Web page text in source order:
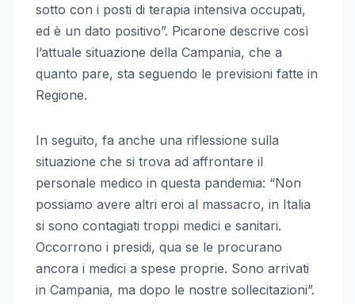
sotto con i posti di terapia intensiva occupati,
ed è un dato positivo”. Picarone descrive così
l’attuale situazione della Campania, che a
quanto pare, sta seguendo le previsioni fatte in
Regione.
In seguito, fa anche una riflessione sulla
situazione che si trova ad affrontare il
personale medico in questa pandemia: “Non
possiamo avere altri eroi al massacro, in Italia
si sono contagiati troppi medici e sanitari.
Occorrono i presidi, qua se le procurano
ancora i medici a spese proprie. Sono arrivati
in Campania, ma dopo le nostre sollecitazioni”.